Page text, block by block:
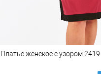
Платье женское с узором 2419